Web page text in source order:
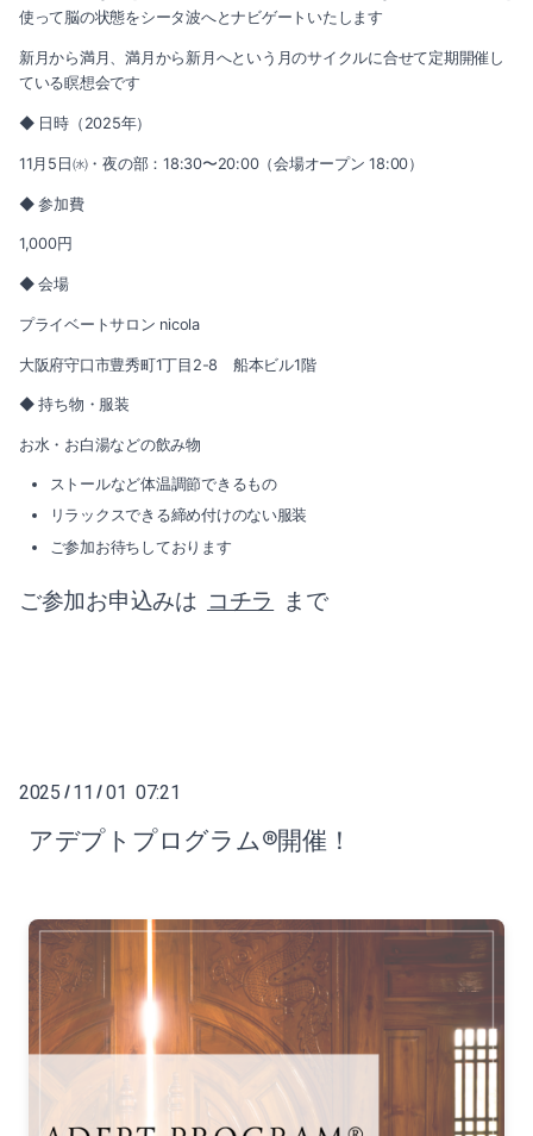
使って脳の状態をシータ波へとナビゲートいたします
新月から満月、満月から新月へという月のサイクルに合せて定期開催し
ている瞑想会です
◆ 日時（2025年）
11月5日㈬・夜の部：18:30〜20:00（会場オープン 18:00）
◆ 参加費
1,000円
◆ 会場
プライベートサロン nicola
大阪府守口市豊秀町1丁目2-8 船本ビル1階
◆ 持ち物・服装
お水・お白湯などの飲み物
ストールなど体温調節できるもの
リラックスできる締め付けのない服装
ご参加お待ちしております
ご参加お申込みは コチラ まで
2025 / 11 / 01 07:21
アデプトプログラム®開催！